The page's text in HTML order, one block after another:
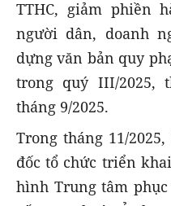
TTHC, giảm phiền
người dân, doanh
dựng văn bản quy
trong quý III/2025,
tháng 9/2025.
Trong tháng 11/
đốc tổ chức triển
hình Trung tâm